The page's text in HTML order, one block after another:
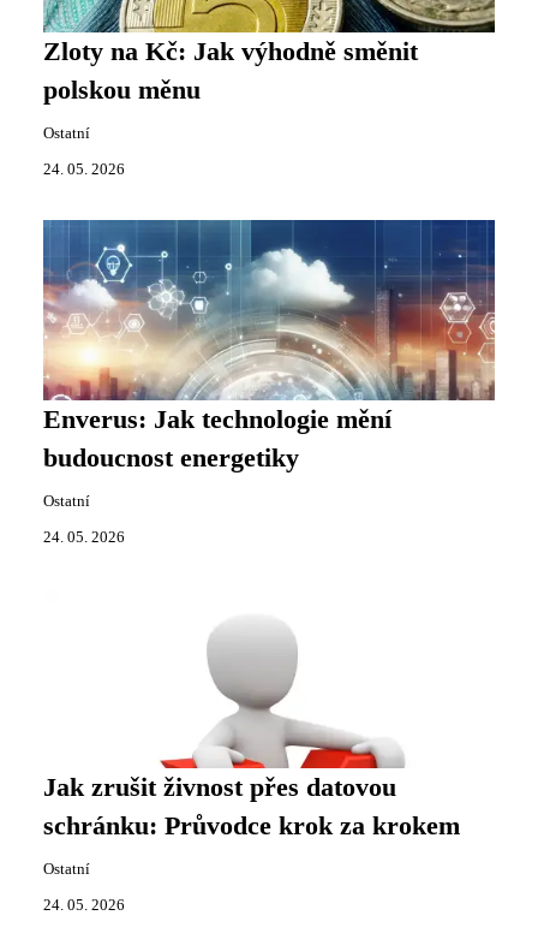
Zloty na Kč: Jak výhodně směnit
polskou měnu
Ostatní
24. 05. 2026
Enverus: Jak technologie mění
budoucnost energetiky
Ostatní
24. 05. 2026
Jak zrušit živnost přes datovou
schránku: Průvodce krok za krokem
Ostatní
24. 05. 2026